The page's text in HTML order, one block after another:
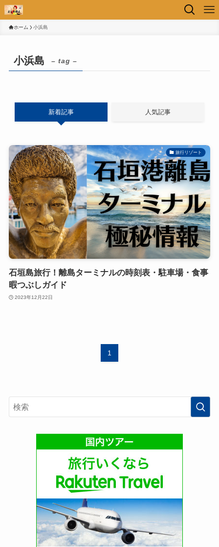
ホーム 小浜島
小浜島 – tag –
新着記事 人気記事
旅行リゾート
石垣島旅行！離島ターミナルの時刻表・駐車場・食事
暇つぶしガイド
2023年12月22日
1